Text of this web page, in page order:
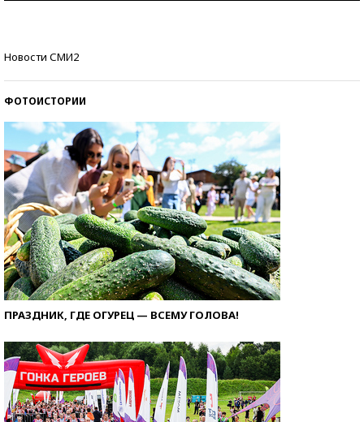
Новости СМИ2
ФОТОИСТОРИИ
ПРАЗДНИК, ГДЕ ОГУРЕЦ — ВСЕМУ ГОЛОВА!